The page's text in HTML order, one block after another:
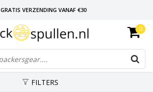
GRATIS VERZENDING VANAF €30
LIEFDE VOOR BACKPACKEN!
30 DAGEN GRATIS RETOUR
0
FILTERS